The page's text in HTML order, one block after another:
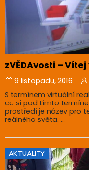
zVĚDAvosti – Vítej
9 listopadu, 2016
S termínem virtuální
co si pod tímto
prostředí je název pro
reálného světa. ...
AKTUALITY